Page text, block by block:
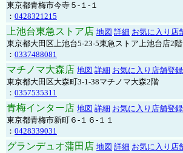
東京都青梅市今寺５-１-１
： 0428321215
上池台東急ストア店 地図 詳細 お気に入り店
東京都大田区上池台5-23-5東急ストア上池台店2階
： 0337488081
マチノマ大森店 地図 詳細 お気に入り店舗登録
東京都大田区大森町3-1-38マチノマ大森2階
： 0357535311
青梅インター店 地図 詳細 お気に入り店舗登録
東京都青梅市新町６-１６-１１
： 0428339031
グランデュオ蒲田店 地図 詳細 お気に入り店